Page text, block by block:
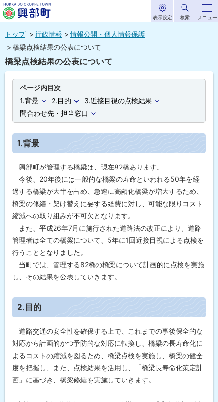
へ
メ
北海道興部
町
HOKKAIDO OKOPPE TOWN
メニュー
表示設定 検索
トップ 行政情報
情報公開・個人情報保護
橋梁点検結果の公表について
橋梁点検結果の公表について
ページ内目次
1.背景
2.目的
3.近接目視の点検結果
問合わせ先・担当窓口
1.背景
興部町が管理する橋梁は、現在82橋あります。
今後、20年後には一般的な橋梁の寿命といわれる50年を経
過する橋梁が大半を占め、急速に高齢化橋梁が増大するため、
橋梁の修繕・架け替えに要する経費に対し、可能な限りコスト
縮減への取り組みが不可欠となります。
また、平成26年7月に施行された道路法の改正により、道路
管理者は全ての橋梁について、5年に1回近接目視による点検を
行うこととなりました。
当町では、管理する82橋の橋梁について計画的に点検を実施
し、その結果を公表していきます。
ト
ッ
に
戻
る
2.目的
道路交通の安全性を確保する上で、これまでの事後保全的な
対応から計画的かつ予防的な対応に転換し、橋梁の長寿命化に
よるコストの縮減を図るため、橋梁点検を実施し、橋梁の健全
度を把握し、また、点検結果を活用し、「橋梁長寿命化策定計
画」に基づき、橋梁修繕を実施していきます。